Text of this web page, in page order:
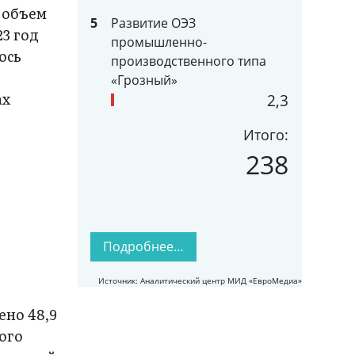
объем
год
48,9
5
Развитие ОЭЗ
промышленно-
производственного типа
«Грозный»
2,3
Итого:
238
Подробнее…
Источник: Аналитический центр МИД «ЕвроМедиа»